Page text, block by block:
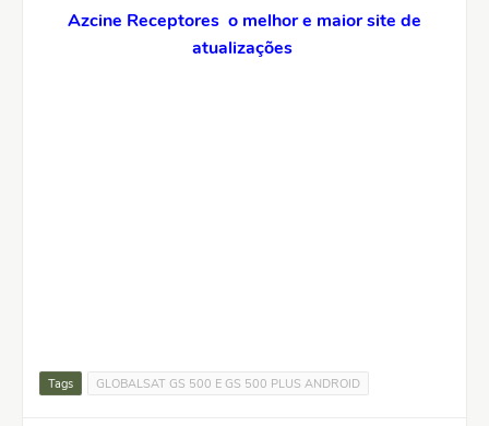
Azcine Receptores o melhor e maior site de
atualizações
Tags GLOBALSAT GS 500 E GS 500 PLUS ANDROID